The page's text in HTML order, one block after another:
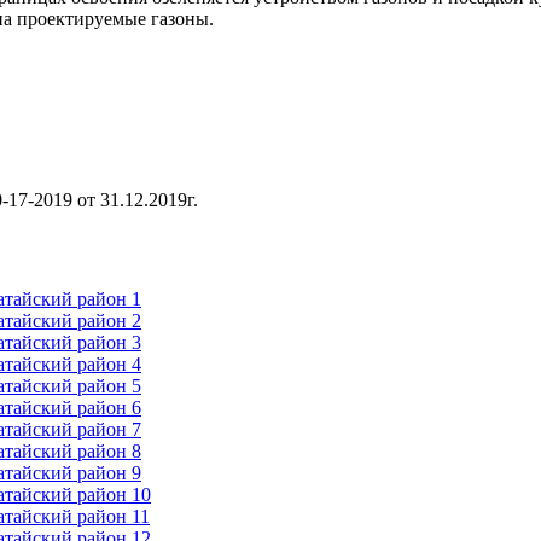
проектируемые газоны.
2019 от 31.12.2019г.